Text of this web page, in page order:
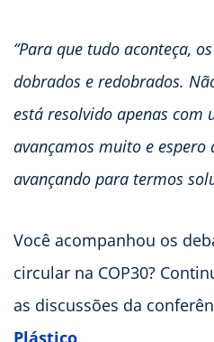
“Para que tudo aconteça,
dobrados e redobrados.
está resolvido apenas com
avançamos muito e espero
avançando para termos
Você acompanhou os
circular na COP30?
as discussões da